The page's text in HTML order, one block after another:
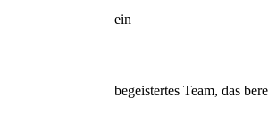
ein
begeistertes Team, das